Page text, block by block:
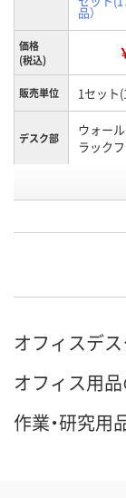
品）
価格
(税込)
販売単位 1セット
デスク部
ウォー
ラック
HN23453
数量
オフィスデ
オフィス用
作業・研究用